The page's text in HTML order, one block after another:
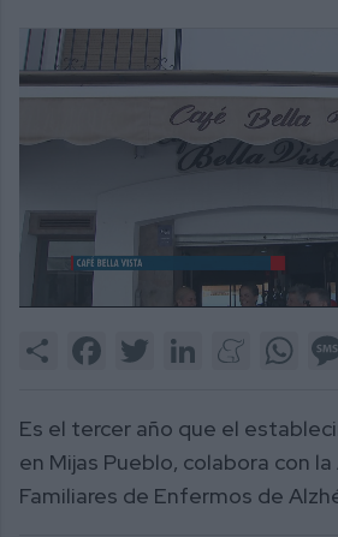
2
Share FacebookTwitter LinkedInMeneame
Es el tercer año que el
en Mijas Pueblo, colabora con
Familiares de Enfermos de